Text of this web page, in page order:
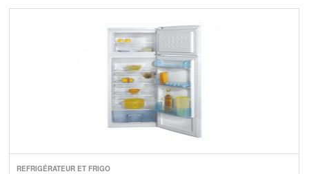
REFRIGÉRATEUR ET FRIGO